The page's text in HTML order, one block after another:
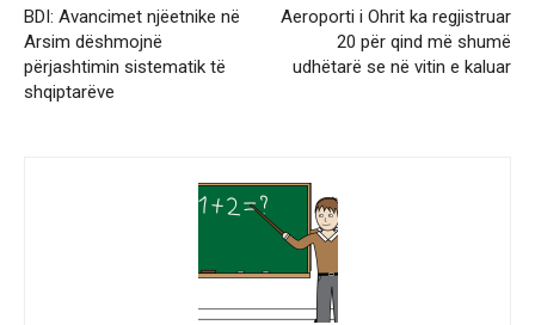
BDI: Avancimet njëetnike në
Arsim dëshmojnë
përjashtimin sistematik të
shqiptarëve
Aeroporti i Ohrit ka regjistruar
20 për qind më shumë
udhëtarë se në vitin e kaluar